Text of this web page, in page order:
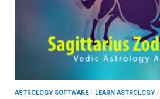
ASTROLOGY SOFTWARE/ LEARN ASTROLOGY /